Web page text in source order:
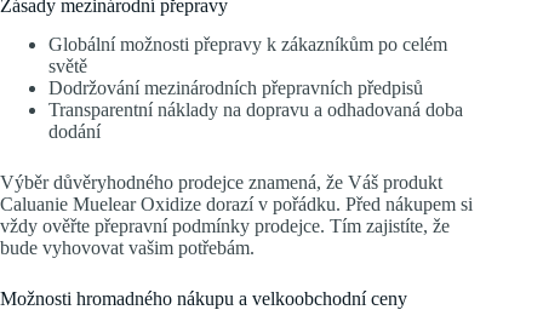
Zásady mezinárodní přepravy
Globální možnosti přepravy k zákazníkům po celém
světě
Dodržování mezinárodních přepravních předpisů
Transparentní náklady na dopravu a odhadovaná doba
dodání
Výběr důvěryhodného prodejce znamená, že Váš produkt
Caluanie Muelear Oxidize dorazí v pořádku. Před nákupem si
vždy ověřte přepravní podmínky prodejce. Tím zajistíte, že
bude vyhovovat vašim potřebám.
Možnosti hromadného nákupu a velkoobchodní ceny